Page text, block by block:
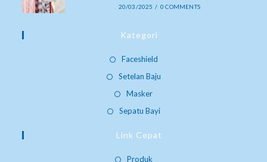
20/03/2025 / 0 COMMENTS
Kategori
Faceshield
Setelan Baju
Masker
Sepatu Bayi
Link Cepat
Produk